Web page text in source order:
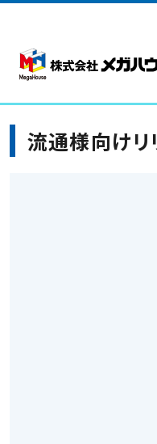
流通様向けリ